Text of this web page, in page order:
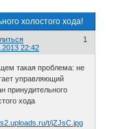
холостого хода!
1
22:42
такая проблема: не
управляющий
принудительного
хода